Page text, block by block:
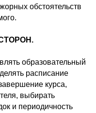
обстоятельств
образовательный
расписание
курса,
выбирать
и периодичность